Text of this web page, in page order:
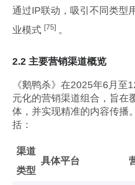
通过IP联动，吸引不同类型
业模式 [75] 。
2.2 主要营销渠道概览
《鹅鸭杀》在2025年6月至
元化的营销渠道组合，旨在
体，并实现精准的内容传播
括：
渠道
类型
具体平台